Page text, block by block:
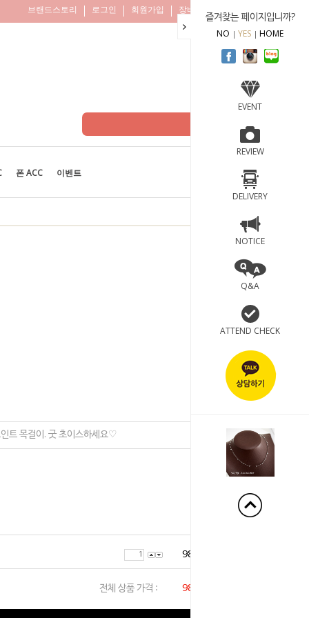
즐겨찾는 페이지입니까?
NO YES HOME
EVENT
REVIEW
DELIVERY
NOTICE
Q&A
ATTEND CHECK
브랜드스토리 로그인 회원가입 장바구니
폰 ACC 이벤트
트 목걸이. 굿 초이스하세요♡
98,000
전체 상품 가격 : 98,000